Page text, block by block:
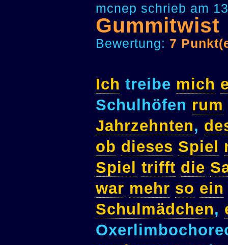
mcnep schrieb am
Gummitwist
Bewertung: 7
Ich treibe mich
Schulhöfen rum
Jahrzehnten,
ob dieses Spiel
Spiel trifft die
war mehr so ein
Schulmädchen,